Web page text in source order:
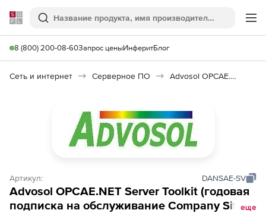
Softline
Поиск
8 (800) 200-08-60Запрос ценыИнферитБлог
Сеть и интернет Серверное ПО Advosol OPCAE.NET
Артикул: DANSAE-SV
Advosol OPCAE.NET Server Toolkit (годовая
подписка на обслуживание Company Site),
еще